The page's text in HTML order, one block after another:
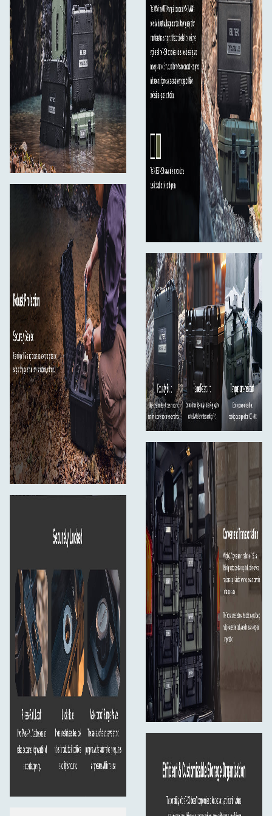
Forstærket konstruktion, stabelbart design og
flyklar trykventil
Kittet indeholder:
Tortoise T-230 Protector Case × 1
Konvoluteret lågskum × 1
Polstret skillevæg × 3
Bundskum × 1
Dobbeltsidet tape × 1
Brugervejledning × 1